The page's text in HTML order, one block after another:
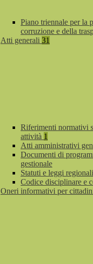
Piano triennale per la
corruzione e della
Atti generali 31
Riferimenti normativi
attività 1
Atti amministrativi
Documenti di
gestionale
Statuti e leggi regionali
Codice disciplinare e
Oneri informativi per